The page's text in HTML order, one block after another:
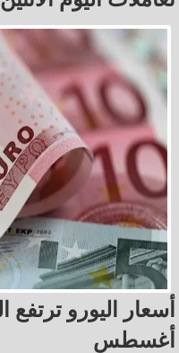
أغسطس